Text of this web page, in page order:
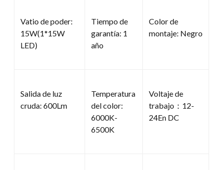
Vatio de poder:
15W(1*15W
LED)
Tiempo de
garantía: 1
año
Color de
montaje: Negro
Salida de luz
cruda: 600Lm
Temperatura
del color:
6000K-
6500K
Voltaje de
trabajo：12-
24En DC